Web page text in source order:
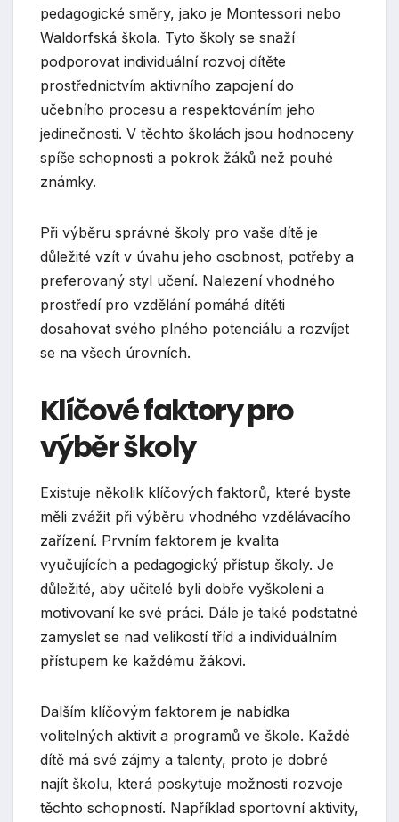
pedagogické směry, jako je Montessori nebo
Waldorfská škola. Tyto školy se snaží
podporovat individuální rozvoj dítěte
prostřednictvím aktivního zapojení do
učebního procesu a respektováním jeho
jedinečnosti. V těchto školách jsou hodnoceny
spíše schopnosti a pokrok žáků než pouhé
známky.
Při výběru správné školy pro vaše dítě je
důležité vzít v úvahu jeho osobnost, potřeby a
preferovaný styl učení. Nalezení vhodného
prostředí pro vzdělání pomáhá dítěti
dosahovat svého plného potenciálu a rozvíjet
se na všech úrovních.
Klíčové faktory pro
výběr školy
Existuje několik klíčových faktorů, které byste
měli zvážit při výběru vhodného vzdělávacího
zařízení. Prvním faktorem je kvalita
vyučujících a pedagogický přístup školy. Je
důležité, aby učitelé byli dobře vyškoleni a
motivovaní ke své práci. Dále je také podstatné
zamyslet se nad velikostí tříd a individuálním
přístupem ke každému žákovi.
Dalším klíčovým faktorem je nabídka
volitelných aktivit a programů ve škole. Každé
dítě má své zájmy a talenty, proto je dobré
najít školu, která poskytuje možnosti rozvoje
těchto schopností. Například sportovní aktivity,